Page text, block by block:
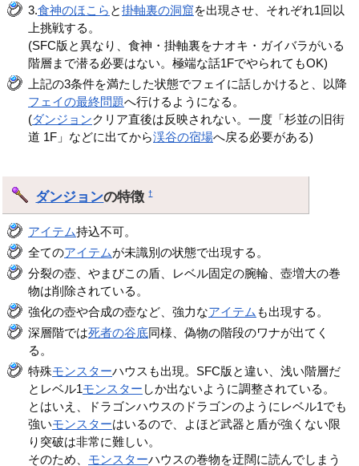
3.食神のほこら と掛軸裏の洞窟を出現させ、それぞれ1回以
上挑戦する。
(SFC版と異なり、食神・掛軸裏をナオキ・ガイバラがいる
階層まで潜る必要はない。極端な話1FでやられてもOK)
上記の3条件を満たした状態でフェイに話しかけると、以降
フェイの最終問題へ行けるようになる。
(ダンジョンクリア直後は反映されない。一度「杉並の旧街
道 1F」などに出てから渓谷の宿場へ戻る必要がある)
ダンジョンの特徴†
アイテム持込不可。
全てのアイテムが未識別の状態で出現する。
分裂の壺、やまびこの盾、レベル固定の腕輪、壺増大の巻
物は削除されている。
強化の壺や合成の壺など、強力なアイテム も出現する。
深層階では死者の谷底同様、偽物の階段のワナが出てく
る。
特殊モンスターハウスも出現。SFC版と違い、浅い階層だ
とレベル1モンスター しか出ないように調整されている。
とはいえ、ドラゴンハウスのドラゴンのようにレベル1でも
強いモンスターはいるので、よほど武器と盾が強くない限
り突破は非常に難しい。
そのため、 モンスターハウスの巻物を迂闊に読んでしまう